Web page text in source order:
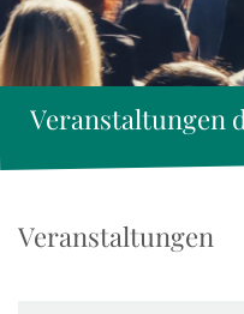
Veranstaltungen
Veranstaltungen